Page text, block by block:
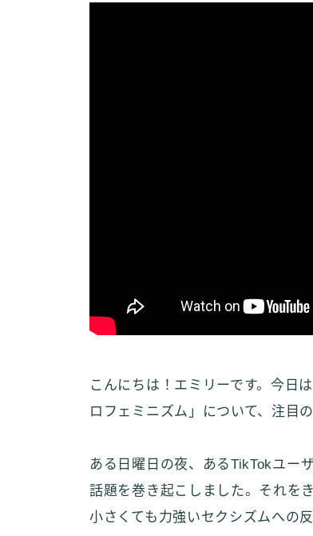
こんにちは！エミリーです。今日
ロフェミニズム」について、注目
ある日曜日の夜、あるTikTokユー
話題を巻き起こしました。それを
小さくても力強いセクシズムへの